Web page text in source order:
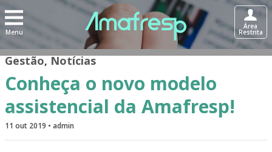
Menu
Área
Restrita
Gestão,Notícias
Conheça o novo modelo
assistencial da Amafresp!
11 out 2019 • admin